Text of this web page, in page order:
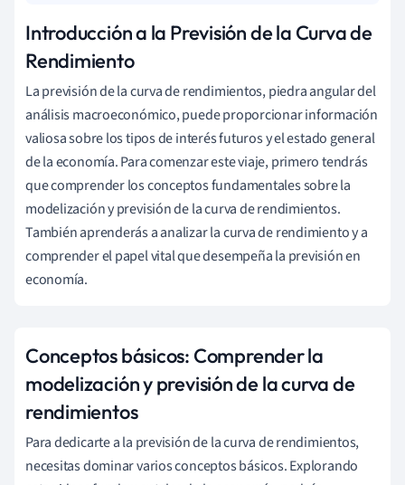
Introducción a la Previsión de la Curva de
Rendimiento
La previsión de la curva de rendimientos, piedra angular del
análisis macroeconómico, puede proporcionar información
valiosa sobre los tipos de interés futuros y el estado general
de la economía. Para comenzar este viaje, primero tendrás
que comprender los conceptos fundamentales sobre la
modelización y previsión de la curva de rendimientos.
También aprenderás a analizar la curva de rendimiento y a
comprender el papel vital que desempeña la previsión en
economía.
Conceptos básicos: Comprender la
modelización y previsión de la curva de
rendimientos
Para dedicarte a la previsión de la curva de rendimientos,
necesitas dominar varios conceptos básicos. Explorando